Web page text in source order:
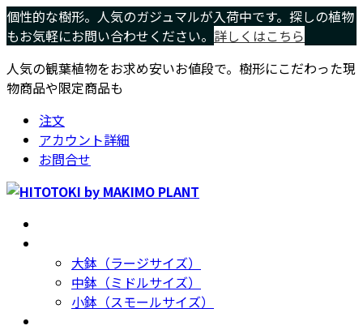
コ
ン
ン
ツ
プ
ナ
ビ
ー
シ
動
個性的な樹形。人気のガジュマルが入荷中です。探しの植物
もお気軽にお問い合わせください。 詳しくはこちら
人気の観葉植物をお求め安いお値段で。樹形にこだわった現
物商品や限定商品も
注文
アカウント詳細
お問合せ
大鉢（ラージサイズ）
中鉢（ミドルサイズ）
小鉢（スモールサイズ）